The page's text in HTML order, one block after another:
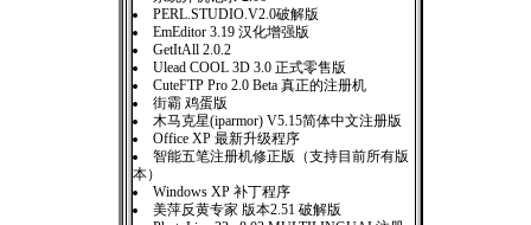
PERL.STUDIO.V2.0破解版
EmEditor 3.19 汉化增强版
GetItAll 2.0.2
Ulead COOL 3D 3.0 正式零售版
CuteFTP Pro 2.0 Beta 真正的注册机
街霸 鸡蛋版
木马克星(iparmor) V5.15简体中文注册版
Office XP 最新升级程序
智能五笔注册机修正版（支持目前所有版
本）
Windows XP 补丁程序
美萍反黄专家 版本2.51 破解版